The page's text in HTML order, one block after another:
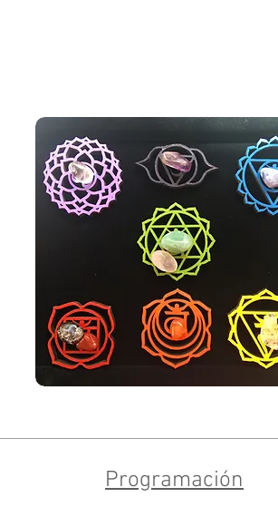
Programación